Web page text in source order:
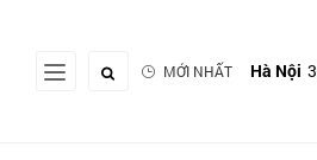
MỚI NHẤT Hà Nội